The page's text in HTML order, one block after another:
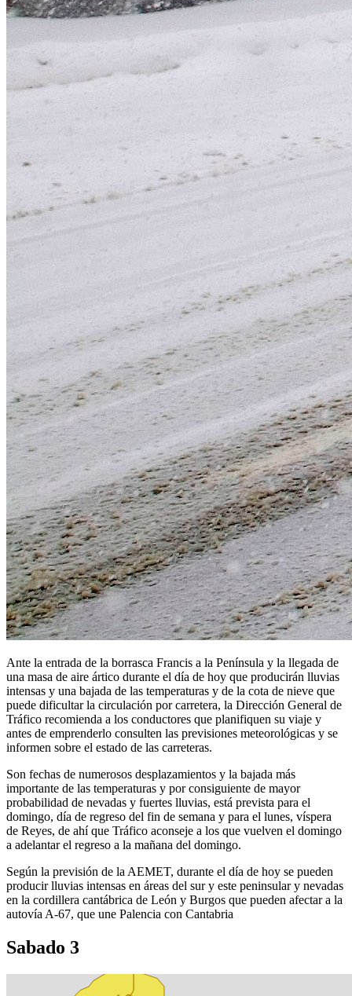
Ante la entrada de la borrasca Francis a la Península y la llegada de
una masa de aire ártico durante el día de hoy que producirán lluvias
intensas y una bajada de las temperaturas y de la cota de nieve que
puede dificultar la circulación por carretera, la Dirección General de
Tráfico recomienda a los conductores que planifiquen su viaje y
antes de emprenderlo consulten las previsiones meteorológicas y se
informen sobre el estado de las carreteras.
Son fechas de numerosos desplazamientos y la bajada más
importante de las temperaturas y por consiguiente de mayor
probabilidad de nevadas y fuertes lluvias, está prevista para el
domingo, día de regreso del fin de semana y para el lunes, víspera
de Reyes, de ahí que Tráfico aconseje a los que vuelven el domingo
a adelantar el regreso a la mañana del domingo.
Según la previsión de la AEMET, durante el día de hoy se pueden
producir lluvias intensas en áreas del sur y este peninsular y nevadas
en la cordillera cantábrica de León y Burgos que pueden afectar a la
autovía A-67, que une Palencia con Cantabria
Sabado 3